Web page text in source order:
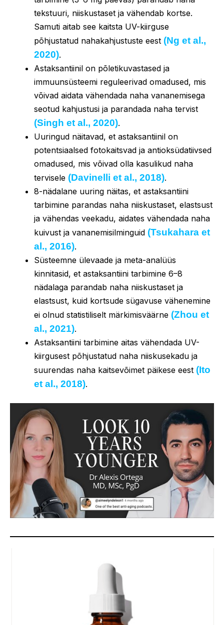
tekstuuri, niiskustaset ja vähendab kortse.
Samuti aitab see kaitsta UV-kiirguse
põhjustatud nahakahjustuste eest (Ng et al.,
2020).
Astaksantiinil on põletikuvastased ja
immuunsüsteemi reguleerivad omadused, mis
võivad aidata vähendada naha vananemisega
seotud kahjustusi ja parandada naha tervist
(Singh et al., 2020).
Uuringud näitavad, et astaksantiinil on
potentsiaalsed fotokaitsvad ja antioksüdatiivsed
omadused, mis võivad olla kasulikud naha
tervisele (Davinelli et al., 2018).
8-nädalane uuring näitas, et astaksantiini
tarbimine parandas naha niiskustaset, elastsust
ja vähendas veekadu, aidates vähendada naha
kuivust ja vananemisilminguid (Tsukahara et
al., 2016).
Süsteemne ülevaade ja meta-analüüs
kinnitasid, et astaksantiini tarbimine 6–8
nädalaga parandab naha niiskustaset ja
elastsust, kuid kortsude sügavuse vähenemine
ei olnud statistiliselt märkimisväärne (Zhou et
al., 2021).
Astaksantiini tarbimine aitas vähendada UV-
kiirgusest põhjustatud naha niiskusekadu ja
suurendas naha kaitsevõimet päikese eest (Ito
et al., 2018).